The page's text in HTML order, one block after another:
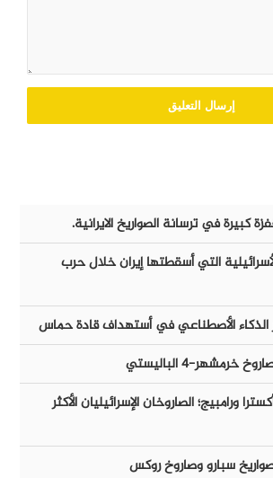
كبيرة في ترسانة الصواريخ الايرانية.
التي أسقطتها إيران خلال حرب
الذكاء الأصطناعي في أستهداف قادة حماس
٤ الباليستي
ورامبيج؛ الصاروخان الإسرائيليان الأكثر
سبارو وصاروخ روكس